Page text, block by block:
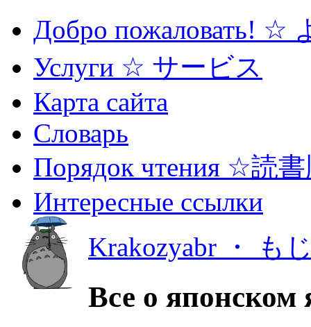
Добро пожаловать! ☆
Услуги ☆ サービス
Карта сайта
Словарь
Порядок чтения ☆読
Интересные ссылки
Krakozyabr ・ も
Все о японском